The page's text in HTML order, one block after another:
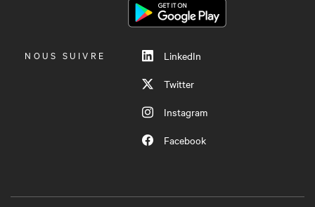
NOUS SUIVRE
LinkedIn
Twitter
Instagram
Facebook